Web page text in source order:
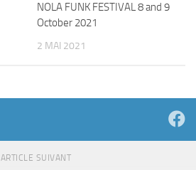
NOLA FUNK FESTIVAL 8 and 9
October 2021
2 MAI 2021
ARTICLE SUIVANT